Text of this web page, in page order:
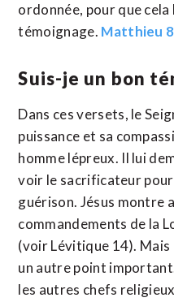
ordonnée, pour que
témoignage. Matthieu
Suis-je un bon
Dans ces versets, le
puissance et sa
homme lépreux. Il lui
voir le sacrificateur pour
guérison. Jésus montre
commandements de la
(voir Lévitique 14).
un autre point
les autres chefs